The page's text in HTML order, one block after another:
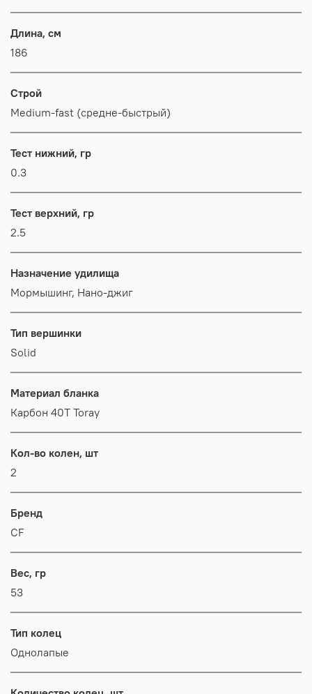
Длина, см
186
Строй
Medium-fast (средне-быстрый)
Тест нижний, гр
0.3
Тест верхний, гр
2.5
Назначение удилища
Мормышинг, Нано-джиг
Тип вершинки
Solid
Материал бланка
Карбон 40Т Toray
Кол-во колен, шт
2
Бренд
CF
Вес, гр
53
Тип колец
Однолапые